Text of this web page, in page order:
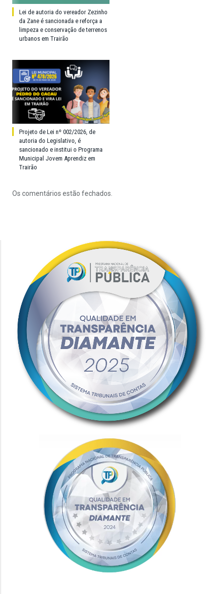
Lei de autoria do vereador Zezinho
da Zane é sancionada e reforça a
limpeza e conservação de terrenos
urbanos em Trairão
Projeto de Lei nº 002/2026, de
autoria do Legislativo, é
sancionado e institui o Programa
Municipal Jovem Aprendiz em
Trairão
Os comentários estão fechados.